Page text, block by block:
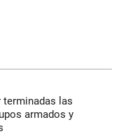
terminadas las
armados y